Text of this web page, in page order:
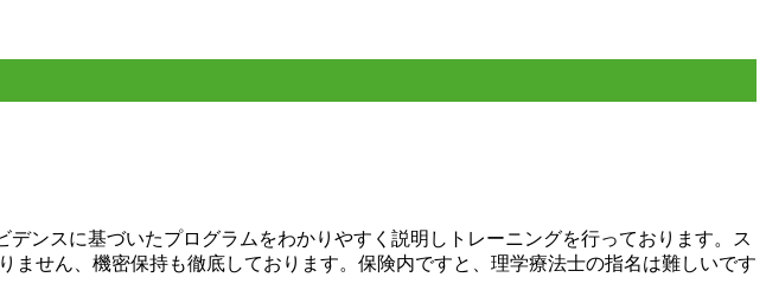
ンスに基づいたプログラムをわかりやすく説明しトレーニングを行っております。ス
せん、機密保持も徹底しております。保険内ですと、理学療法士の指名は難しいです